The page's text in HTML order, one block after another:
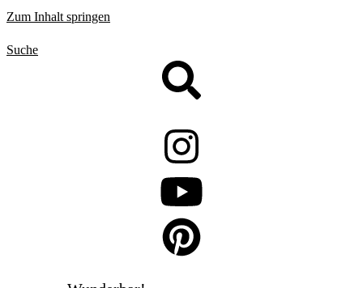
Zum Inhalt springen
Suche